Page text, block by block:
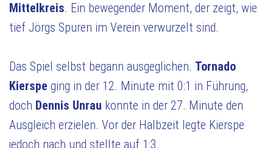
Mittelkreis. Ein bewegender Moment, der zeigt, wie
tief Jörgs Spuren im Verein verwurzelt sind.
Das Spiel selbst begann ausgeglichen. Tornado
Kierspe ging in der 12. Minute mit 0:1 in Führung,
doch Dennis Unrau konnte in der 27. Minute den
Ausgleich erzielen. Vor der Halbzeit legte Kierspe
jedoch nach und stellte auf 1:3.